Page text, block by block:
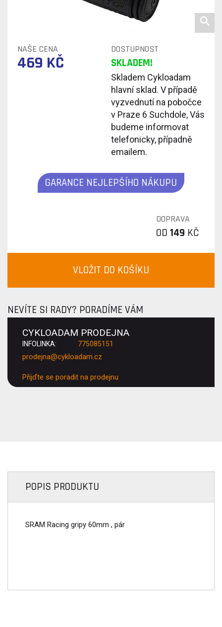
NAŠE CENA DOSTUPNOST
469 KČ SKLADEM!
Skladem Cykloadam
hlavní sklad. V případě
vyzvednutí na pobočce
v Praze 6 Suchdole, Vás
budeme informovat
telefonicky, případně
emailem.
GARANCE NEJLEPŠÍHO NÁKUPU
DOPRAVA
OD 149 KČ
VLOŽIT DO KOŠÍKU
NEVÍTE SI RADY? PORADÍME VÁM
CYKLOADAM PRODEJNA
INFOLINKA: 775085151
prodejna@cykloadam.cz
Přijďte se poradit na prodejnu
POPIS PRODUKTU
SRAM Racing gripy 60mm , pár